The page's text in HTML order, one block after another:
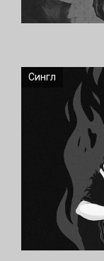
Сингл